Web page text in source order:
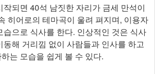
작되면 40석 남짓한 자리가 금세 만석이
히어로의 테마곡이 울려 펴지며, 이용자
습으로 식사를 한다. 인상적인 것은 식사
동해 거리낌 없이 사람들과 인사를 하고
는 모습을 쉽게 볼 수 있다.